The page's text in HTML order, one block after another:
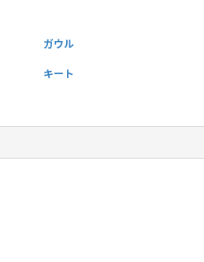
ガウル
キート